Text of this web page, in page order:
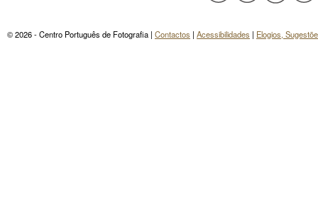
© 2026 - Centro Português de Fotografia | Contactos | Acessibilidades | Elogios,